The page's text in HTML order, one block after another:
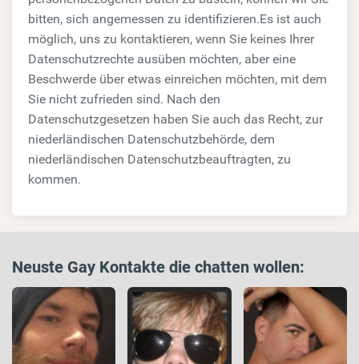
bitten, sich angemessen zu identifizieren.Es ist auch
möglich, uns zu kontaktieren, wenn Sie keines Ihrer
Datenschutzrechte ausüben möchten, aber eine
Beschwerde über etwas einreichen möchten, mit dem
Sie nicht zufrieden sind. Nach den
Datenschutzgesetzen haben Sie auch das Recht, zur
niederländischen Datenschutzbehörde, dem
niederländischen Datenschutzbeauftragten, zu
kommen.
Neuste Gay Kontakte die chatten wollen: